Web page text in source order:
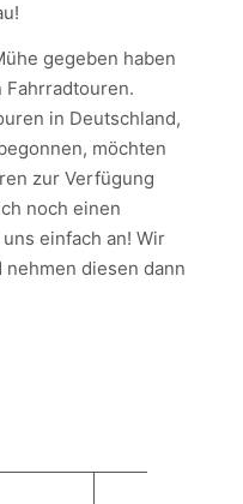
gegeben haben
in Deutschland,
möchten
zur Verfügung
noch einen
einfach an! Wir
diesen dann